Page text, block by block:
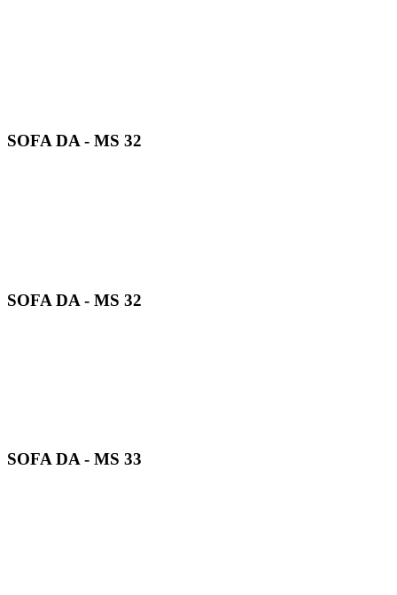
SOFA DA - MS 32
SOFA DA - MS 32
SOFA DA - MS 33